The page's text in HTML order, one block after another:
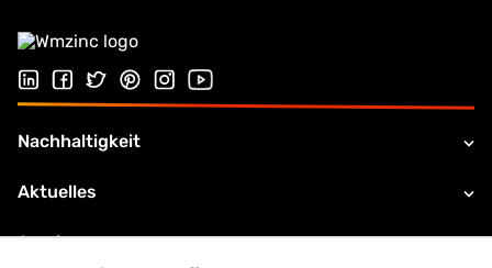
Folgen Sie uns auf LinkedIn
Folgen Sie uns auf Facebook
Folgen Sie uns auf Twitter
Folgen Sie uns auf Pinterest
Folgen Sie uns auf Instagram
Besuchen Sie unseren Youtube
Nachhaltigkeit
Aktuelles
Service